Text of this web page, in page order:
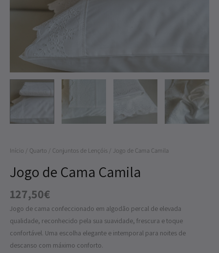
Início / Quarto / Conjuntos de Lençóis / Jogo de Cama Camila
Jogo de Cama Camila
127,50€
Jogo de cama confeccionado em algodão percal de elevada
qualidade, reconhecido pela sua suavidade, frescura e toque
confortável. Uma escolha elegante e intemporal para noites de
descanso com máximo conforto.